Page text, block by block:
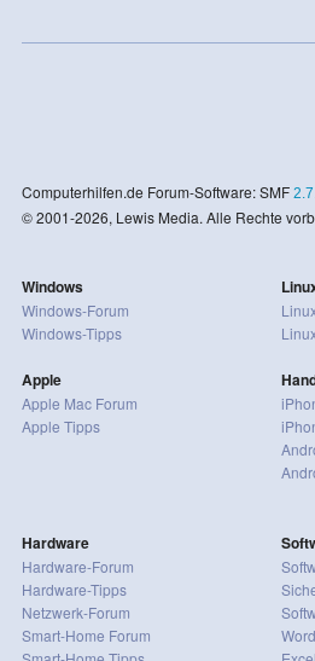
Computerhilfen.de Forum-Software: SMF
© 2001-2026, Lewis Media. Alle Rechte
Windows
Windows-Forum
Windows-Tipps
Apple
Apple Mac Forum
Apple Tipps
Hardware
Hardware-Forum
Hardware-Tipps
Netzwerk-Forum
Smart-Home Forum